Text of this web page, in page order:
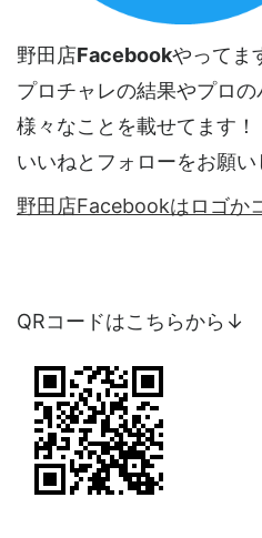
野田店Facebookやってま
プロチャレの結果やプロ
様々なことを載せてます！
いいねとフォローをお願い
野田店Facebookはロゴか
QRコードはこちらから↓